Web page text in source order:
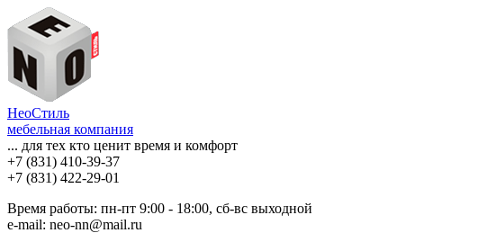
НеоСтиль
мебельная компания
... для тех кто ценит время и комфорт
+7 (831) 410-39-37
+7 (831) 422-29-01
Время работы: пн-пт 9:00 - 18:00, сб-вс выходной
e-mail: neo-nn@mail.ru